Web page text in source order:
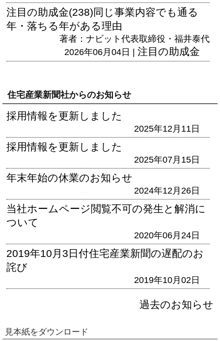
注目の助成金(238)同じ事業内容でも通る
年・落ちる年がある理由
著者：ナビット代表取締役・福井泰代
2026年06月04日 | 注目の助成金
住宅産業新聞社からのお知らせ
採用情報を更新しました
2025年12月11日
採用情報を更新しました
2025年07月15日
年末年始の休業のお知らせ
2024年12月26日
当社ホームページ閲覧不可の発生と解消に
ついて
2020年06月24日
2019年10月3日付住宅産業新聞の遅配のお
詫び
2019年10月02日
過去のお知らせ
見本紙をダウンロード